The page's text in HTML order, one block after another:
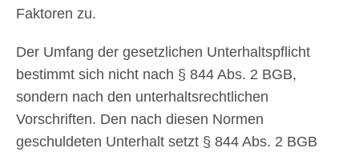
Faktoren zu.
Der Umfang der gesetzlichen Unterhaltspflicht
bestimmt sich nicht nach § 844 Abs. 2 BGB,
sondern nach den unterhaltsrechtlichen
Vorschriften. Den nach diesen Normen
geschuldeten Unterhalt setzt § 844 Abs. 2 BGB